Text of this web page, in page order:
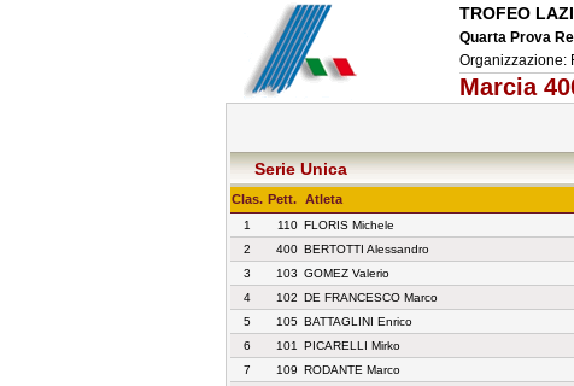
TROFEO
Quarta Prova
Organizzazione:
Marcia
Serie Unica
Clas. Pett. Atleta
1 110 FLORIS Michele
2
400 BERTOTTI Alessandro
3
103 GOMEZ Valerio
4
102 DE FRANCESCO Marco
5
105 BATTAGLINI Enrico
6
101 PICARELLI Mirko
7
109 RODANTE Marco